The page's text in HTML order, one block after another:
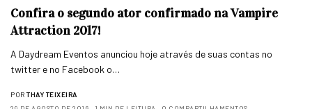
Confira o segundo ator confirmado na Vampire
Attraction 2017!
A Daydream Eventos anunciou hoje através de suas contas no
twitter e no Facebook o…
POR THAY TEIXEIRA